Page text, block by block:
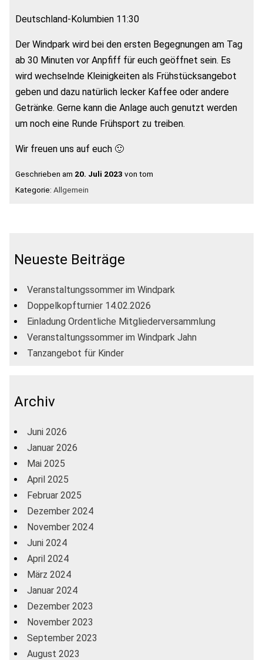
Deutschland-Kolumbien 11:30
Der Windpark wird bei den ersten Begegnungen am Tag
ab 30 Minuten vor Anpfiff für euch geöffnet sein. Es
wird wechselnde Kleinigkeiten als Frühstücksangebot
geben und dazu natürlich lecker Kaffee oder andere
Getränke. Gerne kann die Anlage auch genutzt werden
um noch eine Runde Frühsport zu treiben.
Wir freuen uns auf euch 🙂
Geschrieben am 20. Juli 2023 von tom
Kategorie: Allgemein
Neueste Beiträge
Veranstaltungssommer im Windpark
Doppelkopfturnier 14.02.2026
Einladung Ordentliche Mitgliederversammlung
Veranstaltungssommer im Windpark Jahn
Tanzangebot für Kinder
Archiv
Juni 2026
Januar 2026
Mai 2025
April 2025
Februar 2025
Dezember 2024
November 2024
Juni 2024
April 2024
März 2024
Januar 2024
Dezember 2023
November 2023
September 2023
August 2023